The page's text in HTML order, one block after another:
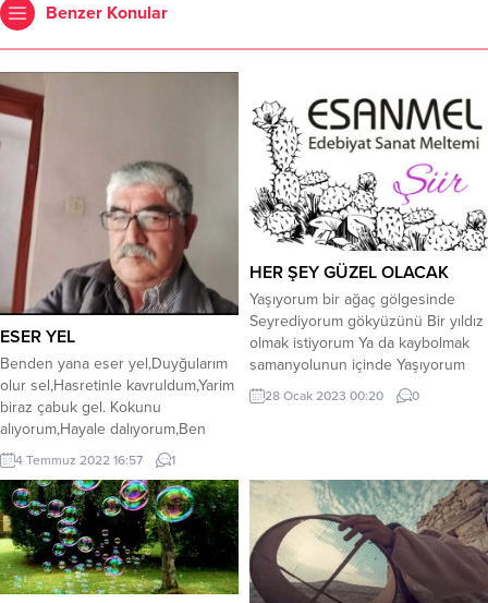
Benzer Konular
ESER YEL
Benden yana eser yel,Duyğularım
olur sel,Hasretinle kavruldum,Yarim
biraz çabuk gel. Kokunu
alıyorum,Hayale dalıyorum,Ben
senin aşkın ile,Baş başa kalıyorum.
Her gün aynı heyacan,Dayanırmı
buna can?Ben seni
seviyorum,Söyle sen ne yapacan.
Bitmez benim dumanım,Ateş aldı
her yanım,Aşkıma karşıklık ver,Bak
bende bir insanım. Ali Akın
4 Temmuz 2022 16:57 1
HER ŞEY GÜZEL OLACAK
Yaşıyorum bir ağaç gölgesinde
Seyrediyorum gökyüzünü Bir yıldız
olmak istiyorum Ya da kaybolmak
samanyolunun içinde Yaşıyorum
gönlümün bahçesinde Ağaçlar
yükseliyor göğe Her dalında taze
Boylu boyunca yayılmış yeryüzüne
İçi dışı aynı, riya yok zerresinde
Yaşıyorum kendi...
28 Ocak 2023 00:20 0